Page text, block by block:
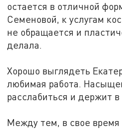
остается в отличной
Семеновой, к услугам
не обращается и
делала.
Хорошо выглядеть
любимая работа.
расслабиться и держит в
Между тем, в свое время